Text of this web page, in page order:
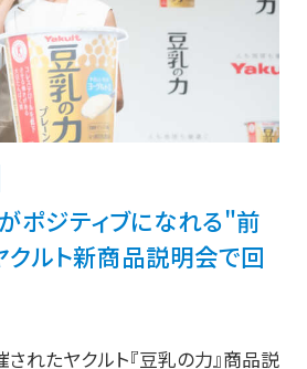
ポジティブになれる"前
ルト新商品説明会で回
れたヤクルト『豆乳の力』商品説